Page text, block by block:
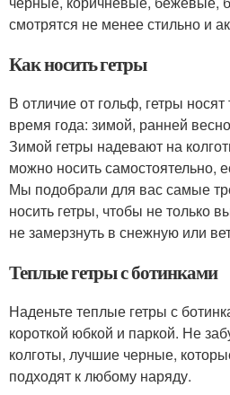
смотрятся не менее стильно и
Как носить гетры
В отличие от гольф, гетры
время года: зимой, ранней
Зимой гетры надевают на
можно носить самостоятельно,
Мы подобрали для вас самые
носить гетры, чтобы не только
не замерзнуть в снежную или
Теплые гетры с ботинками
Наденьте теплые гетры с
короткой юбкой и паркой. Не
колготы, лучшие черные,
подходят к любому наряду.